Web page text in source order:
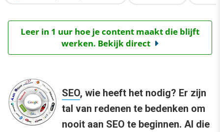
Leer in 1 uur hoe je content maakt die blijft
werken. Bekijk direct
SEO, wie heeft het nodig? Er zijn
tal van redenen te bedenken om
nooit aan SEO te beginnen. Al die